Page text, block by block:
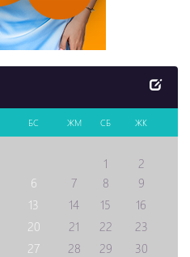
БС ЖМ СБ ЖК
1
2
6 7 8
9
13 14 15
16
20 21 22
23
27 28 29 30